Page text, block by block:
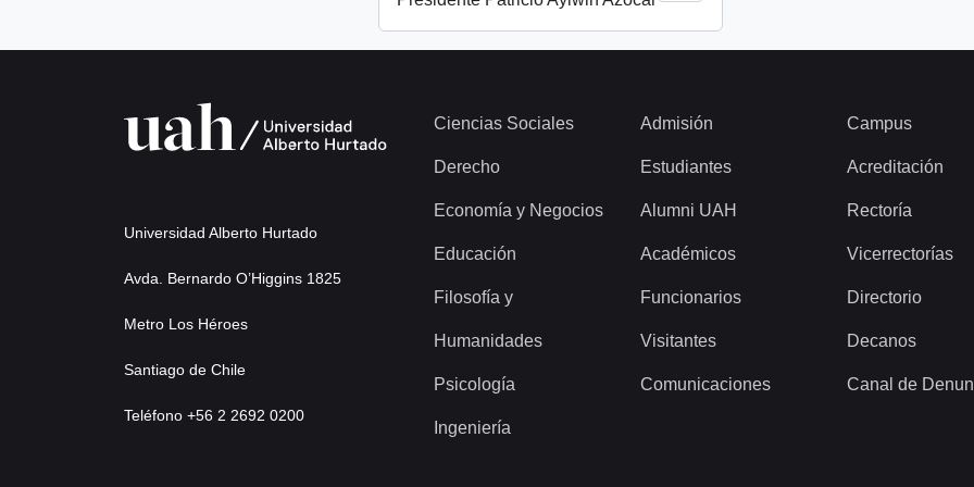
Universidad Alberto Hurtado
Avda. Bernardo O’Higgins 1825
Metro Los Héroes
Santiago de Chile
Teléfono +56 2 2692 0200
Ciencias Sociales
Derecho
Economía y Negocios
Educación
Filosofía y
Humanidades
Psicología
Ingeniería
Admisión
Estudiantes
Alumni UAH
Académicos
Funcionarios
Visitantes
Comunicaciones
Campus
Acreditación
Rectoría
Vicerrectorías
Directorio
Decanos
Canal de